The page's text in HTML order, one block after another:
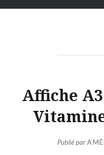
Affiche
Publié par